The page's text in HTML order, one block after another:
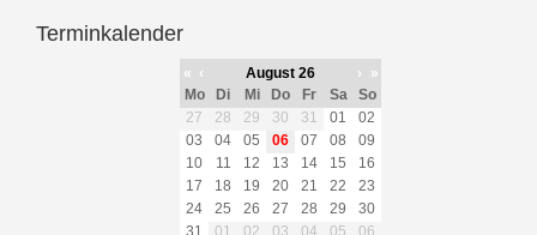
Terminkalender
« ‹ August 26 ›
»
Mo
Di Mi Do Fr Sa
So
27
28 29 30 31 01
02
03
04 05 06 07 08
09
10
11 12 13 14 15
16
17
18 19 20 21 22
23
24
25 26 27 28 29
30
31
01 02 03 04 05 06